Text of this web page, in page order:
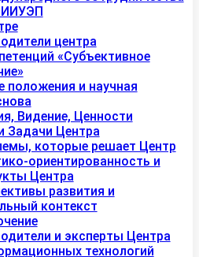
центра
«Субъективное
положения и научная
Видение, Ценности
Задачи Центра
которые решает Центр
ориентированность и
Центра
развития и
контекст
и эксперты Центра
технологий